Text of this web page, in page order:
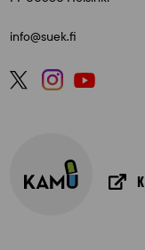
info@suek.fi